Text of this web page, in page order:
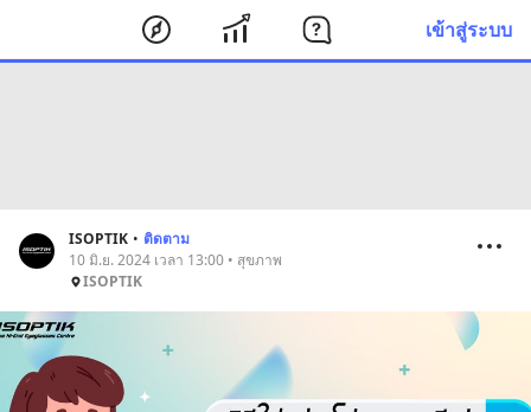
เข้าสู่ระบบ
ISOPTIK • ติดตาม
10 มิ.ย. 2024 เวลา 13:00 • สุขภาพ
ISOPTIK